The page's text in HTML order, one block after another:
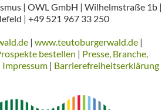
| OWL GmbH | Wilhelmstraße 1b |
| +49 521 967 33 250
| www.teutoburgerwald.de |
bestellen | Presse, Branche,
Impressum| Barrierefreiheitserklärung